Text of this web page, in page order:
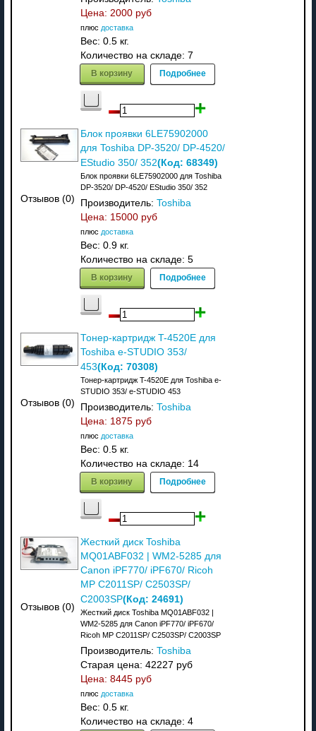
Цена: 2000 руб
плюс доставка
Вес: 0.5 кг.
Количество на складе: 7
В корзину Подробнее
Отзывов (0)
Блок проявки 6LE75902000
для Toshiba DP-3520/ DP-4520/
EStudio 350/ 352(Код: 68349)
Блок проявки 6LE75902000 для Toshiba
DP-3520/ DP-4520/ EStudio 350/ 352
Производитель: Toshiba
Цена: 15000 руб
плюс доставка
Вес: 0.9 кг.
Количество на складе: 5
В корзину Подробнее
Отзывов (0)
Тонер-картридж T-4520E для
Toshiba e-STUDIO 353/
453(Код: 70308)
Тонер-картридж T-4520E для Toshiba e-
STUDIO 353/ e-STUDIO 453
Производитель: Toshiba
Цена: 1875 руб
плюс доставка
Вес: 0.5 кг.
Количество на складе: 14
В корзину Подробнее
Отзывов (0)
Жесткий диск Toshiba
MQ01ABF032 | WM2-5285 для
Canon iPF770/ iPF670/ Ricoh
MP C2011SP/ C2503SP/
C2003SP(Код: 24691)
Жесткий диск Toshiba MQ01ABF032 |
WM2-5285 для Canon iPF770/ iPF670/
Ricoh MP C2011SP/ C2503SP/ C2003SP
Производитель: Toshiba
Старая цена: 42227 руб
Цена: 8445 руб
плюс доставка
Вес: 0.5 кг.
Количество на складе: 4